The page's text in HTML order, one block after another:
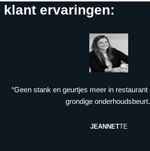
klant ervaringen:
“Geen stank en geurtjes meer in
grondige
JEANNETTE